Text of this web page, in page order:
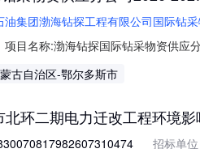
油集团渤海钻探工程有限公司国际钻
项目名称:渤海钻探国际钻采物资供应
场的生产保障需求，做好物资仓储
古自治区-鄂尔多斯市
北环二期电力迁改工程环境
招标单